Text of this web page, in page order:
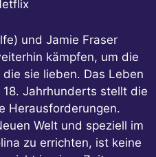
und Jamie Fraser
kämpfen, um die
sie lieben. Das Leben
Jahrhunderts stellt die
Herausforderungen.
Welt und speziell im
zu errichten, ist keine